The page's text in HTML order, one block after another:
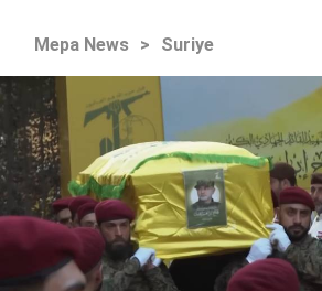
Mepa News > Suriye